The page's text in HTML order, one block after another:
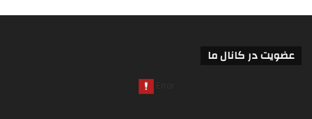
عضویت در کانال ما